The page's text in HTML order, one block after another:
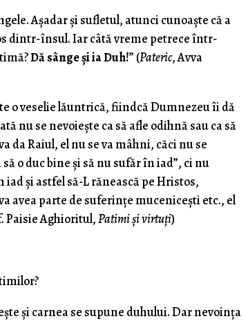
Așadar și sufletul, atunci cunoaște că a
dintr-însul. Iar câtă vreme petrece într-
Dă sânge și ia Duh!” (Pateric, Avva
o veselie lăuntrică, fiindcă Dumnezeu îi dă
nu se nevoieşte ca să afle odihnă sau ca să
Raiul, el nu se va mâhni, căci nu se
o duc bine şi să nu sufăr în iad”, ci nu
şi astfel să-L rănească pe Hristos,
avea parte de suferinţe muceniceşti etc., el
Paisie Aghioritul,Patimi și virtuți)
şi carnea se supune duhului. Dar nevoinţa